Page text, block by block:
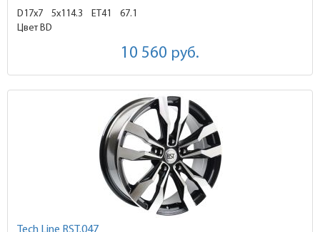
D17x7 5x114.3 ET41
67.1
Цвет BD
10 560 руб.